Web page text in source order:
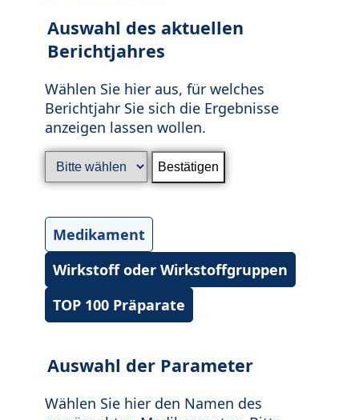
Auswahl des aktuellen
Berichtjahres
Wählen Sie hier aus, für welches
Berichtjahr Sie sich die Ergebnisse
anzeigen lassen wollen.
Medikament
Wirkstoff oder Wirkstoffgruppen
TOP 100 Präparate
Auswahl der Parameter
Wählen Sie hier den Namen des